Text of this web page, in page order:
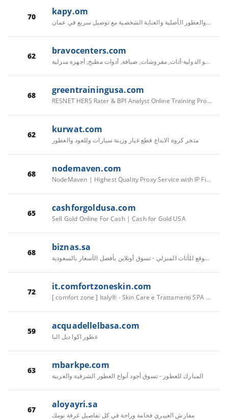
70 kapy.om
كابي | متجر المكياج والعطور الأصلية والعناية الشخصية مع توصيل سريع في عمان
62 bravocenters.com
مراكز برافو الدولية-أثاث, مفروشات, ضيافة, أدوات مطبخ, أجهزة منزلية,
68 greentrainingusa.com
RESNET HERS Rater & BPI Analyst Online Training Provider | Energy Auditors Get certified with Green Training USA
62 kurwat.com
متجر كروة الابداع قطع غيار وزينة سيارات وللعود والعطور
68 nodemaven.com
NodeMaven | Highest Quality Proxy Service with IP Filtering
65 cashforgoldusa.com
Sell Gold Online For Cash | Cash for Gold USA
68 biznas.sa
بيزناس أفضل موقع للأثاث المنزلي - تسوق أونلاين بأفضل الأسعار بالسعودية
72 it.comfortzoneskin.com
[ comfort zone ] Italy® - Skin Care e Trattamenti SPA Professionali
59 acquadellelbasa.com
عطور اكوا ديل البا
63 mbarkpe.com
المبارك للعطور - تسوق أجود أنواع العطور الشرقية والغربية
67 aloyayri.sa
مفارش العييري فخامة وراحة في كل تفاصيل غرفة نومك